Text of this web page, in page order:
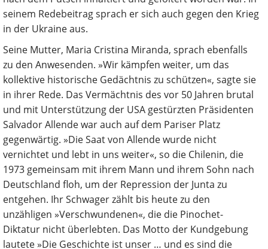
seinem Redebeitrag sprach er sich auch gegen den Krieg
in der Ukraine aus.
Seine Mutter, Maria Cristina Miranda, sprach ebenfalls
zu den Anwesenden. »Wir kämpfen weiter, um das
kollektive historische Gedächtnis zu schützen«, sagte sie
in ihrer Rede. Das Vermächtnis des vor 50 Jahren brutal
und mit Unterstützung der USA gestürzten Präsidenten
Salvador Allende war auch auf dem Pariser Platz
gegenwärtig. »Die Saat von Allende wurde nicht
vernichtet und lebt in uns weiter«, so die Chilenin, die
1973 gemeinsam mit ihrem Mann und ihrem Sohn nach
Deutschland floh, um der Repression der Junta zu
entgehen. Ihr Schwager zählt bis heute zu den
unzähligen »Verschwundenen«, die die Pinochet-
Diktatur nicht überlebten. Das Motto der Kundgebung
lautete »Die Geschichte ist unser … und es sind die